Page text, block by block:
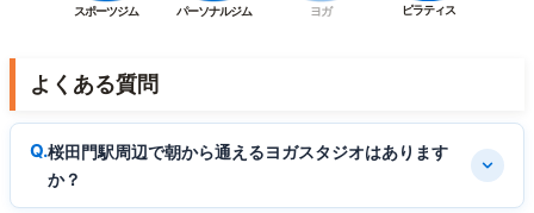
スポーツジム パーソナルジム ヨガ ピラティス
よくある質問
桜田門駅周辺で朝から通えるヨガスタジオはあります
か？